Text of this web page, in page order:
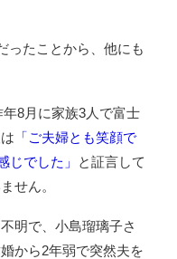
ったことから、他にも
8月に家族3人で富士
「ご夫婦とも笑顔で
じでした」
と証言して
せん。
明で、小島瑠璃子さ
から2年弱で突然夫を